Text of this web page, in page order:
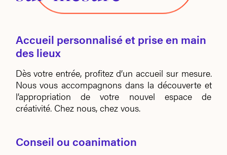
Accueil personnalisé et prise en main
des lieux
Dès votre entrée, profitez d’un accueil sur mesure.
Nous vous accompagnons dans la découverteet
l’appropriation de votre nouvel espace de
créativité. Chez nous, chez vous.
Conseil ou coanimation